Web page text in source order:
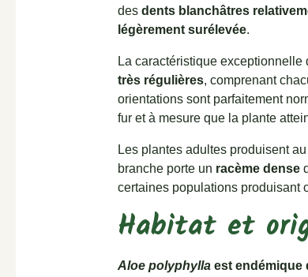
desdents blanchâtres
légèrement surélevée.
La caractéristique
très régulières, comprenant
orientations sont parfaitement
fur et à mesure que la plante
Les plantes adultes produisent
branche porte un racème dense
certaines populations produisant
Habitat et
Aloe polyphylla est endémique